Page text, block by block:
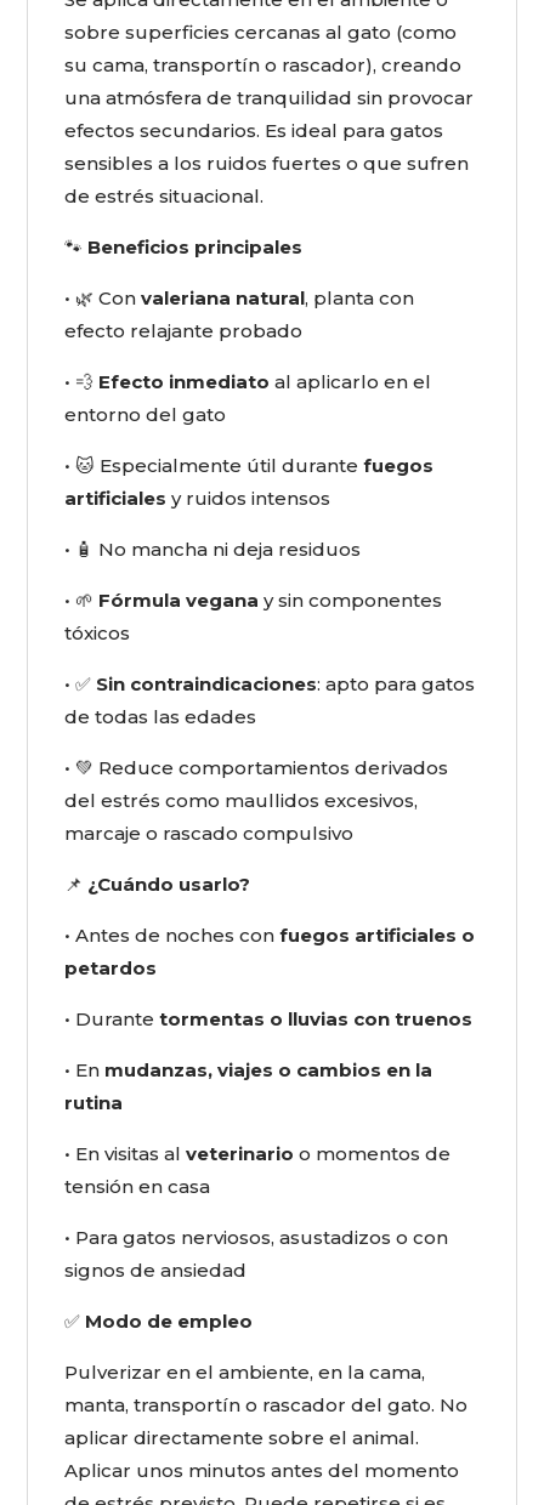
sobre superficies cercanas al gato (como
su cama, transportín o rascador), creando
una atmósfera de tranquilidad sin provocar
efectos secundarios. Es ideal para gatos
sensibles a los ruidos fuertes o que sufren
de estrés situacional.
🐾 Beneficios principales
• 🌿 Convaleriana natural, planta con
efecto relajante probado
• 💨 Efecto inmediato al aplicarlo en el
entorno del gato
• 🐱 Especialmente útil durantefuegos
artificiales y ruidos intensos
• 🧴 No mancha ni deja residuos
• 🌱 Fórmula vegana y sin componentes
tóxicos
• ✅ Sin contraindicaciones: apto para gatos
de todas las edades
• 💚 Reduce comportamientos derivados
del estrés como maullidos excesivos,
marcaje o rascado compulsivo
📌 ¿Cuándo usarlo?
• Antes de noches confuegos artificiales o
petardos
• Durantetormentas o lluvias con truenos
• En mudanzas, viajes o cambios en la
rutina
• En visitas alveterinario o momentos de
tensión en casa
• Para gatos nerviosos, asustadizos o con
signos de ansiedad
✅ Modo de empleo
Pulverizar en el ambiente, en la cama,
manta, transportín o rascador del gato. No
aplicar directamente sobre el animal.
Aplicar unos minutos antes del momento